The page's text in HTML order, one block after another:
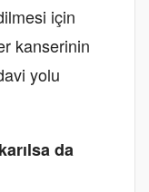
için
kanserinin
yolu
da